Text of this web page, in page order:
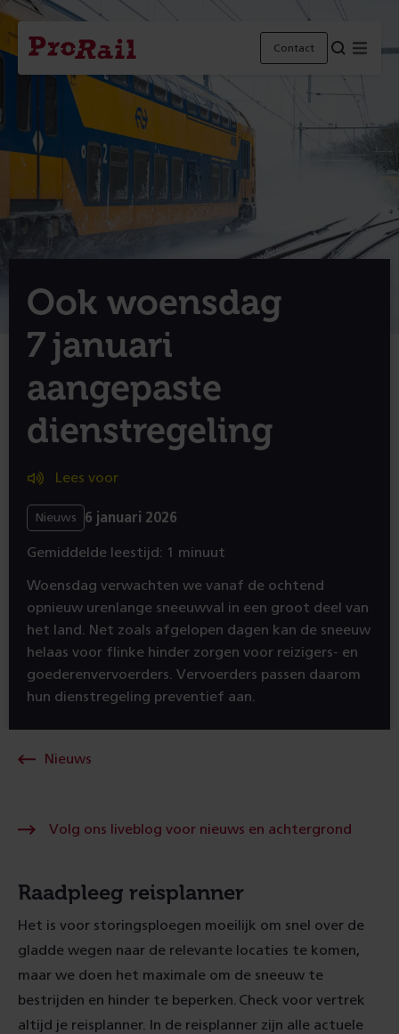
Navigatie
Homepage
ProRail
Contact Menu
Ook woensdag
7 januari
aangepaste
dienstregeling
Lees voor
Nieuws 6 januari 2026
Gemiddelde leestijd: 1 minuut
Woensdag verwachten we vanaf de ochtend
opnieuw urenlange sneeuwval in een groot deel van
het land. Net zoals afgelopen dagen kan de sneeuw
helaas voor flinke hinder zorgen voor reizigers- en
goederenvervoerders. Vervoerders passen daarom
hun dienstregeling preventief aan.
Nieuws
Volg ons liveblog voor nieuws en achtergrond
Raadpleeg reisplanner
Het is voor storingsploegen moeilijk om snel over de
gladde wegen naar de relevante locaties te komen,
maar we doen het maximale om de sneeuw te
bestrijden en hinder te beperken. Check voor vertrek
altijd je reisplanner. In de reisplanner zijn alle actuele